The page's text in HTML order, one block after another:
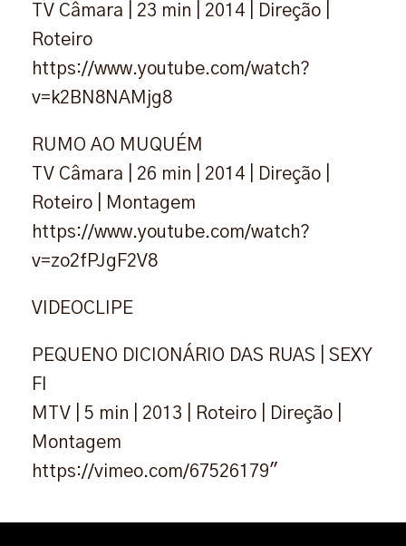
TV Câmara | 23 min | 2014 | Direção |
Roteiro
https://www.youtube.com/watch?
v=k2BN8NAMjg8
RUMO AO MUQUÉM
TV Câmara | 26 min | 2014 | Direção |
Roteiro | Montagem
https://www.youtube.com/watch?
v=zo2fPJgF2V8
VIDEOCLIPE
PEQUENO DICIONÁRIO DAS RUAS | SEXY
FI
MTV | 5 min | 2013 | Roteiro | Direção |
Montagem
https://vimeo.com/67526179″